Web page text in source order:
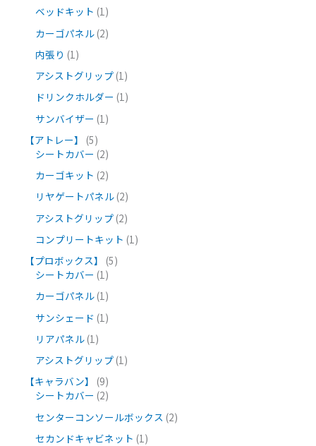
ベッドキット 1
カーゴパネル 2
内張り 1
アシストグリップ 1
ドリンクホルダー 1
サンバイザー 1
【アトレー】
5
シートカバー 2
カーゴキット 2
リヤゲートパネル 2
アシストグリップ 2
コンプリートキット 1
【プロボックス】
5
シートカバー 1
カーゴパネル 1
サンシェード 1
リアパネル 1
アシストグリップ 1
【キャラバン】
9
シートカバー 2
センターコンソールボックス 2
セカンドキャビネット 1